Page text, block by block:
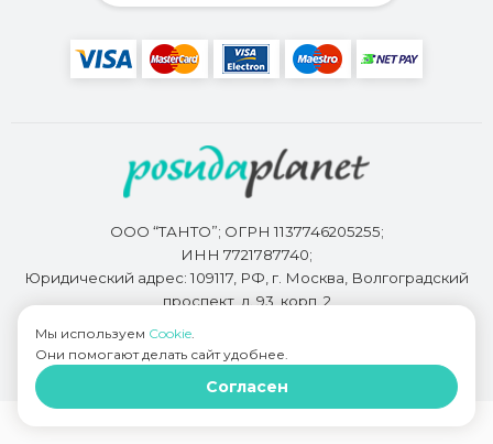
ООО “ТАНТО”; ОГРН 1137746205255;
ИНН 7721787740;
Юридический адрес: 109117, РФ, г. Москва, Волгоградский
проспект, д. 93, корп. 2
Разработкой сайта занимается
Мы используем Cookie.
Они помогают делать сайт удобнее.
Согласен